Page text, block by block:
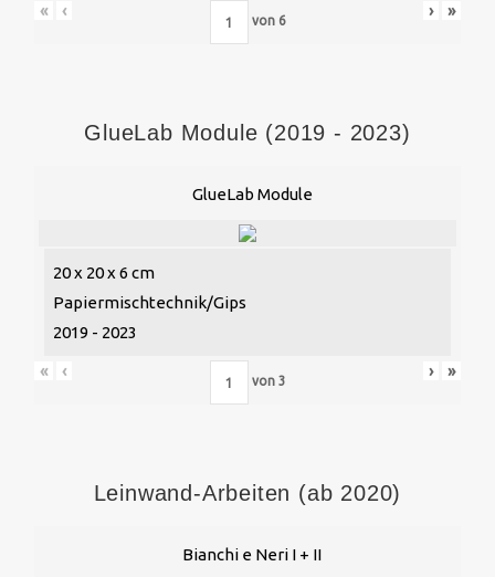
« ‹
von 6
› »
GlueLab Module (2019 - 2023)
GlueLab Module
20 x 20 x 6 cm
Papiermischtechnik/Gips
2019 - 2023
« ‹
von 3
› »
Leinwand-Arbeiten (ab 2020)
Bianchi e Neri I + II